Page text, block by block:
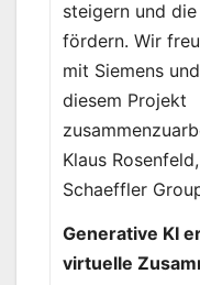
steigern und
fördern. Wir
mit Siemens
diesem Projekt
Klaus
Schaeffler
Generative KI
virtuelle